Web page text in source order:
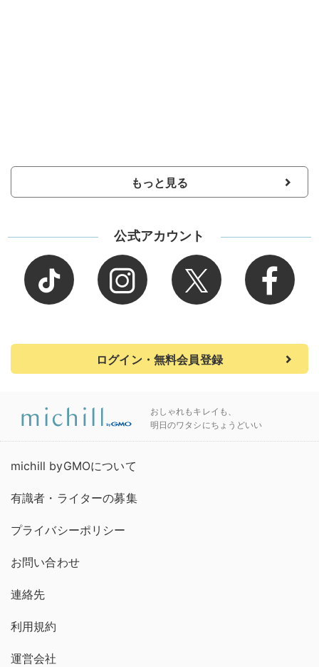
もっと見る
公式アカウント
ログイン・無料会員登録
おしゃれもキレイも、
明日のワタシにちょうどいい
michill byGMOについて
有識者・ライターの募集
プライバシーポリシー
お問い合わせ
連絡先
利用規約
運営会社